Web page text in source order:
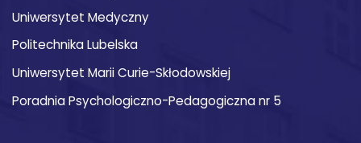
Uniwersytet Medyczny
Politechnika Lubelska
Uniwersytet Marii Curie-Skłodowskiej
Poradnia Psychologiczno-Pedagogiczna nr 5